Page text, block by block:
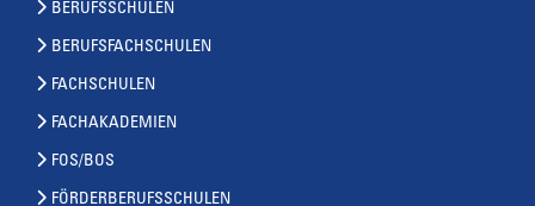
BERUFSSCHULEN
BERUFSFACHSCHULEN
FACHSCHULEN
FACHAKADEMIEN
FOS/BOS
FÖRDERBERUFSSCHULEN